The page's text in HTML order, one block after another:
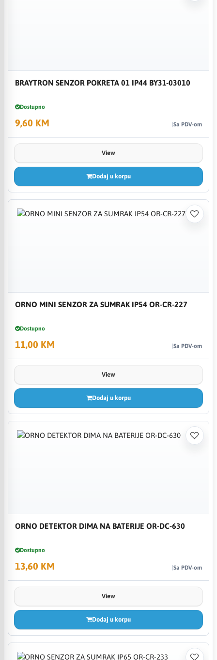
BRAYTRON SENZOR POKRETA 01 IP44 BY31-03010
Dostupno
9,60 KM Sa PDV-om
View
Dodaj u korpu
ORNO MINI SENZOR ZA SUMRAK IP54 OR-CR-227
Dostupno
11,00 KM Sa PDV-om
View
Dodaj u korpu
ORNO DETEKTOR DIMA NA BATERIJE OR-DC-630
Dostupno
13,60 KM Sa PDV-om
View
Dodaj u korpu